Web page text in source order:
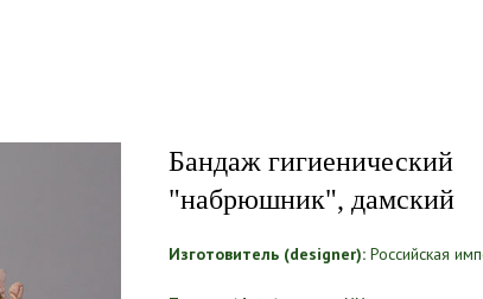
Бандаж гигиенический
"набрюшник", дамский
Изготовитель (designer): Российская